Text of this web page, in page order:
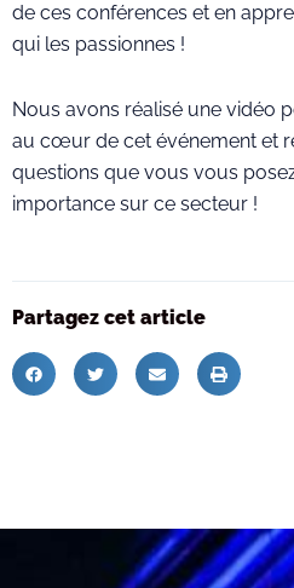
de ces conférences et en
qui les passionnes !
Nous avons réalisé une vidéo
au cœur de cet événement et
questions que vous vous
importance sur ce secteur !
Partagez cet article